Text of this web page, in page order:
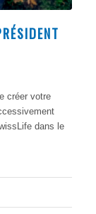
créer votre
dans le